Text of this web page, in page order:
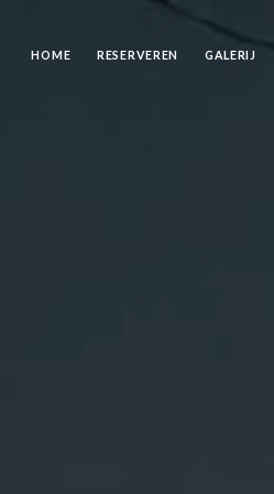
HOME RESERVEREN GALERIJ